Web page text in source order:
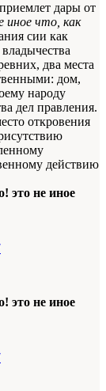
дары от
иное что, как
сии как
два места
дом,
народу
дел правления.
откровения
действию
это не иное
это не иное